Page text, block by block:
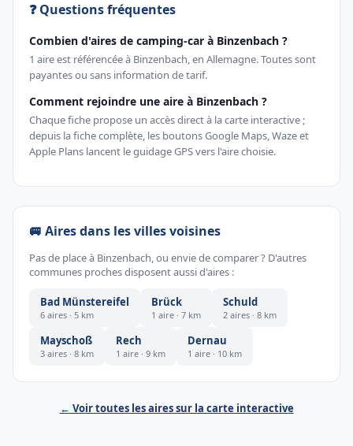
❓ Questions fréquentes
Combien d'aires de camping-car à Binzenbach ?
1 aire est référencée à Binzenbach, en Allemagne. Toutes sont
payantes ou sans information de tarif.
Comment rejoindre une aire à Binzenbach ?
Chaque fiche propose un accès direct à la carte interactive ;
depuis la fiche complète, les boutons Google Maps, Waze et
Apple Plans lancent le guidage GPS vers l'aire choisie.
🚐 Aires dans les villes voisines
Pas de place à Binzenbach, ou envie de comparer ? D'autres
communes proches disposent aussi d'aires :
Bad Münstereifel
6 aires · 5 km
Brück
1 aire · 7 km
Schuld
2 aires · 8 km
Mayschoß
3 aires · 8 km
Rech
1 aire · 9 km
Dernau
1 aire · 10 km
← Voir toutes les aires sur la carte interactive